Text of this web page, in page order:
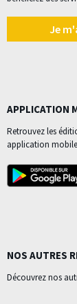
Je
APPLICATION
Retrouvez les
application mobile
NOS AUTRES
Découvrez nos